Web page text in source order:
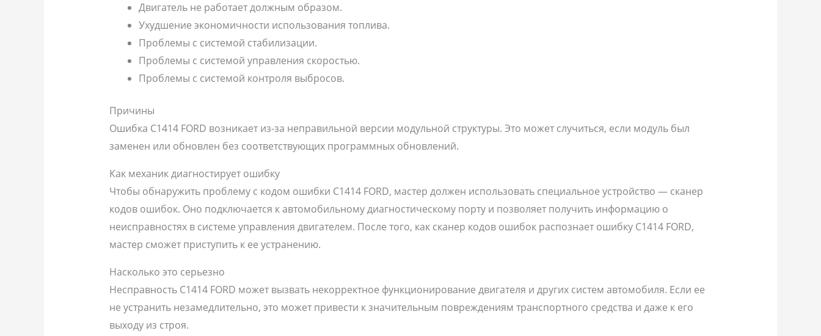
Двигатель не работает должным образом.
Ухудшение экономичности использования топлива.
Проблемы с системой стабилизации.
Проблемы с системой управления скоростью.
Проблемы с системой контроля выбросов.
Причины
Ошибка C1414 FORD возникает из-за неправильной версии модульной структуры. Это может случиться, если модуль был
заменен или обновлен без соответствующих программных обновлений.
Как механик диагностирует ошибку
Чтобы обнаружить проблему с кодом ошибки C1414 FORD, мастер должен использовать специальное устройство — сканер
кодов ошибок. Оно подключается к автомобильному диагностическому порту и позволяет получить информацию о
неисправностях в системе управления двигателем. После того, как сканер кодов ошибок распознает ошибку C1414 FORD,
мастер сможет приступить к ее устранению.
Насколько это серьезно
Несправность C1414 FORD может вызвать некорректное функционирование двигателя и других систем автомобиля. Если ее
не устранить незамедлительно, это может привести к значительным повреждениям транспортного средства и даже к его
выходу из строя.